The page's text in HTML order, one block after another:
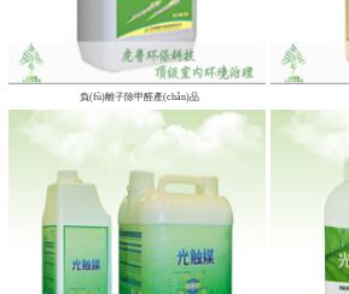
負(fù)離子除甲醛產(chǎn)品